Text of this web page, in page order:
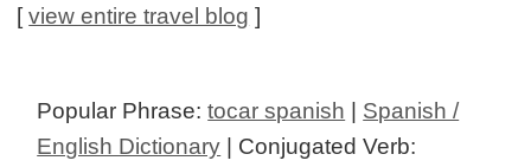
[view entire travel blog ]
Popular Phrase:tocar spanish | Spanish /
English Dictionary | Conjugated Verb: